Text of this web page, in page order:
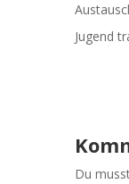
Jugend
Du